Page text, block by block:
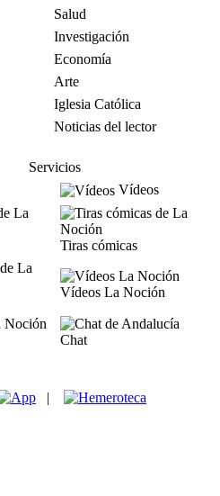
Salud
Investigación
Economía
Arte
Iglesia Católica
Noticias del lector
Servicios
Vídeos
Tiras cómicas
Vídeos La Noción
Chat
|